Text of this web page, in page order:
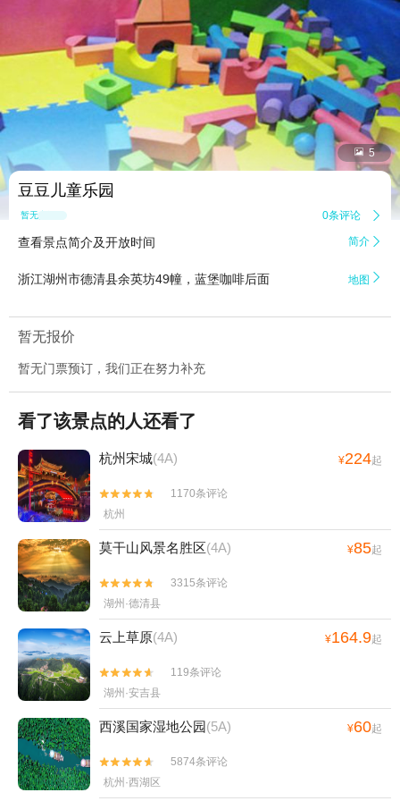
 5
豆豆儿童乐园
暂无点评 0条评论 
查看景点简介及开放时间 简介 
浙江湖州市德清县余英坊49幢，蓝堡咖啡后面 地图 
暂无报价
暂无门票预订，我们正在努力补充
看了该景点的人还看了
杭州宋城(4A) ¥224起


1170条评论
杭州
莫干山风景名胜区(4A) ¥85起


3315条评论
湖州·德清县
云上草原(4A) ¥164.9起


119条评论
湖州·安吉县
西溪国家湿地公园(5A) ¥60起


5874条评论
杭州·西湖区